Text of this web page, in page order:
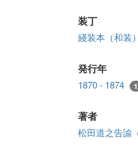
装丁
綫装本（和装）
発行年
1870 - 1874 1
著者
松田道之告諭